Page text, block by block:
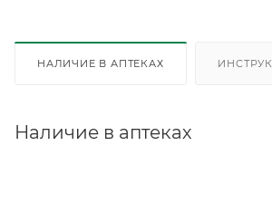
НАЛИЧИЕ В АПТЕКАХ
Наличие в аптеках